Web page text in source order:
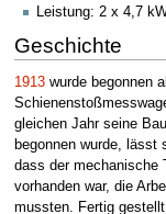
Leistung: 2 x 4,7
Geschichte
1913wurde begonnen
gleichen Jahr seine
begonnen wurde, lässt
dass der mechanische
vorhanden war, die
mussten. Fertig